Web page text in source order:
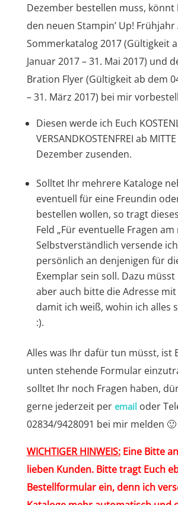
Dezember bestellen muss, könnt
den neuen Stampin’ Up! Frühjahr
Sommerkatalog 2017 (Gültigkeit
Januar 2017 – 31. Mai 2017) und
Bration Flyer (Gültigkeit ab dem
– 31. März 2017) bei mir
Diesen werde ich Euch
VERSANDKOSTENFREI ab
Dezember zusenden.
Solltet Ihr mehrere Kataloge
eventuell für eine Freundin
bestellen wollen, so tragt
Feld „Für eventuelle Fragen am
Selbstverständlich versende
persönlich an denjenigen für
Exemplar sein soll. Dazu
aber auch bitte die Adresse
damit ich weiß, wohin ich alles
:).
Alles was Ihr dafür tun müsst, ist
unten stehende Formular
solltet Ihr noch Fragen haben,
gerne jederzeit per emailoder
02834/9428091 bei mir melden 🙂
WICHTIGER HINWEIS:Eine Bitte
lieben Kunden. Bitte tragt Euch
Bestellformular ein, denn ich